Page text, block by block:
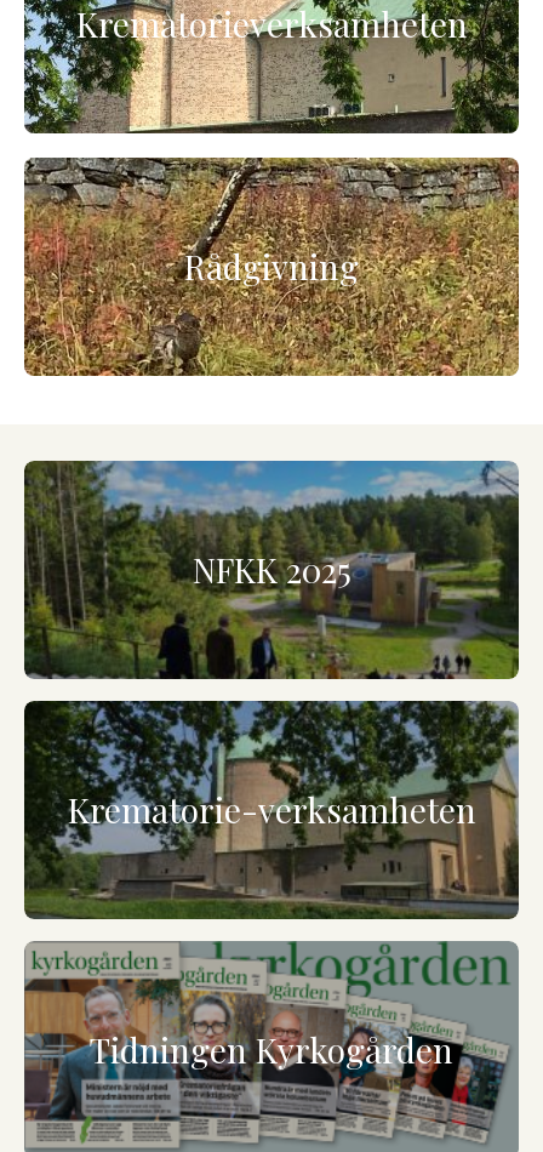
Krematorieverksamheten
Rådgivning
NFKK 2025
Krematorie-verksamheten
Tidningen Kyrkogården